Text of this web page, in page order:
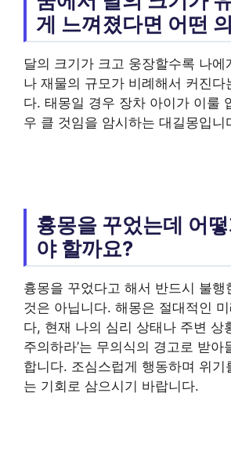
게 느껴졌다면 어떤
달의 크기가 크고 웅장할수록 나에
나 재물의 규모가 비례해서 커진다
다. 태몽일 경우 장차 아이가 이룰
우 클 것임을 암시하는 대길몽입니
흉몽을 꾸었는데 어
야 할까요?
흉몽을 꾸었다고 해서 반드시 불행
것은 아닙니다. 해몽은 절대적인
다, 현재 나의 심리 상태나 주변 상
주의하라’는 무의식의 경고로 받아
합니다. 조심스럽게 행동하며 위기
는 기회로 삼으시기 바랍니다.